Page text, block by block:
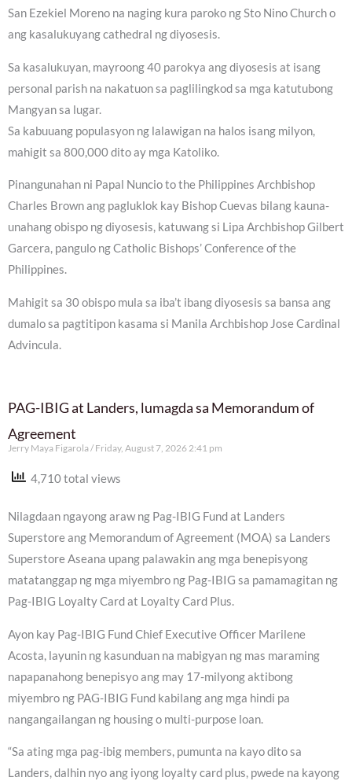
San Ezekiel Moreno na naging kura paroko ng Sto Nino Church o
ang kasalukuyang cathedral ng diyosesis.
Sa kasalukuyan, mayroong 40 parokya ang diyosesis at isang
personal parish na nakatuon sa paglilingkod sa mga katutubong
Mangyan sa lugar.
Sa kabuuang populasyon ng lalawigan na halos isang milyon,
mahigit sa 800,000 dito ay mga Katoliko.
Pinangunahan ni Papal Nuncio to the Philippines Archbishop
Charles Brown ang pagluklok kay Bishop Cuevas bilang kauna-
unahang obispo ng diyosesis, katuwang si Lipa Archbishop Gilbert
Garcera, pangulo ng Catholic Bishops’ Conference of the
Philippines.
Mahigit sa 30 obispo mula sa iba’t ibang diyosesis sa bansa ang
dumalo sa pagtitipon kasama si Manila Archbishop Jose Cardinal
Advincula.
PAG-IBIG at Landers, lumagda sa Memorandum of
Agreement
Jerry Maya Figarola Friday, August 7, 2026 2:41 pm
4,710 total views
Nilagdaan ngayong araw ng Pag-IBIG Fund at Landers
Superstore ang Memorandum of Agreement (MOA) sa Landers
Superstore Aseana upang palawakin ang mga benepisyong
matatanggap ng mga miyembro ng Pag-IBIG sa pamamagitan ng
Pag-IBIG Loyalty Card at Loyalty Card Plus.
Ayon kay Pag-IBIG Fund Chief Executive Officer Marilene
Acosta, layunin ng kasunduan na mabigyan ng mas maraming
napapanahong benepisyo ang may 17-milyong aktibong
miyembro ng PAG-IBIG Fund kabilang ang mga hindi pa
nangangailangan ng housing o multi-purpose loan.
“Sa ating mga pag-ibig members, pumunta na kayo dito sa
Landers, dalhin nyo ang iyong loyalty card plus, pwede na kayong